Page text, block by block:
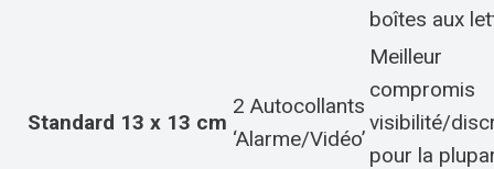
boîtes aux
Standard 13 x 13 cm
2 Autocollants
‘Alarme/Vidéo’
Meilleur
compromis
visibilité/
pour la